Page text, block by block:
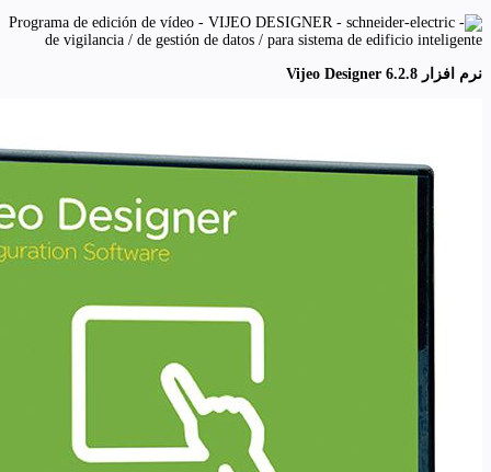
نرم افزار Vijeo Designer 6.2.8